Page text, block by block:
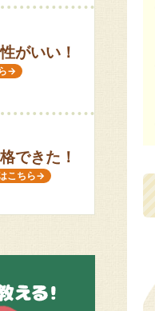
がいい！
→
できた！
こちら→